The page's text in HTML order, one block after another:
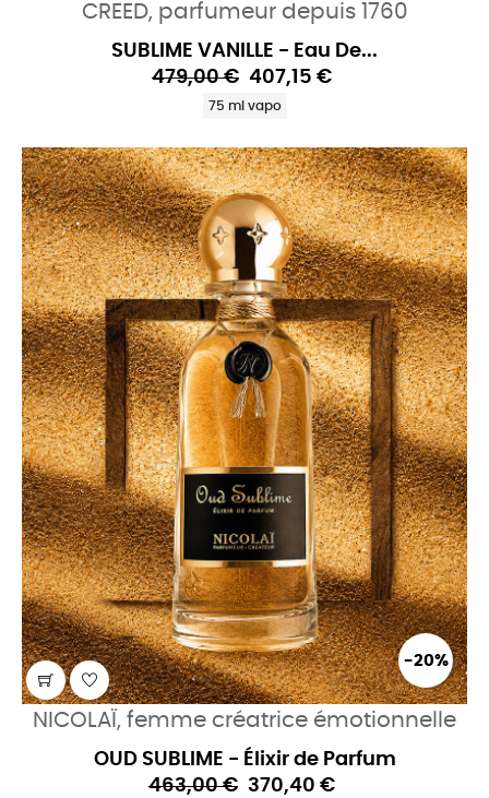
CREED, parfumeur depuis 1760
SUBLIME VANILLE - Eau De...
479,00 € 407,15 €
75 ml vapo
-20%
NICOLAÏ, femme créatrice émotionnelle
OUD SUBLIME - Élixir de Parfum
463,00 € 370,40 €